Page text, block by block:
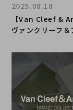
【Van Cleef &
ヴァンクリーフ＆
レクト麻布十番
ください！
2025.08.18